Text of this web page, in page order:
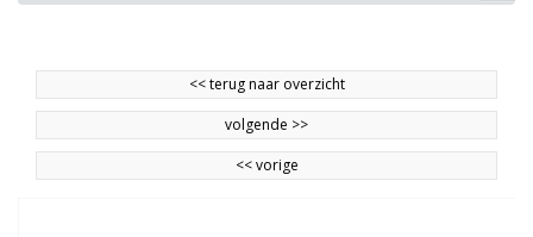
<<terug naar overzicht
volgende >>
<<vorige